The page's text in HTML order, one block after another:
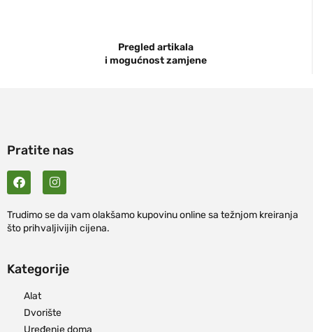
Pregled artikala
i mogućnost zamjene
Pratite nas
Trudimo se da vam olakšamo kupovinu online sa težnjom kreiranja
što prihvaljivijih cijena.
Kategorije
Alat
Dvorište
Uređenje doma